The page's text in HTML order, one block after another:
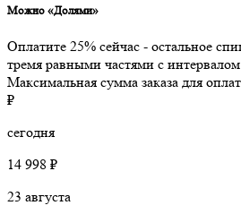
Можно «Долями»
Оплатите 25% сейчас - остальное
тремя равными частями с
Максимальная сумма заказа для
₽
сегодня
14 998 ₽
23 августа